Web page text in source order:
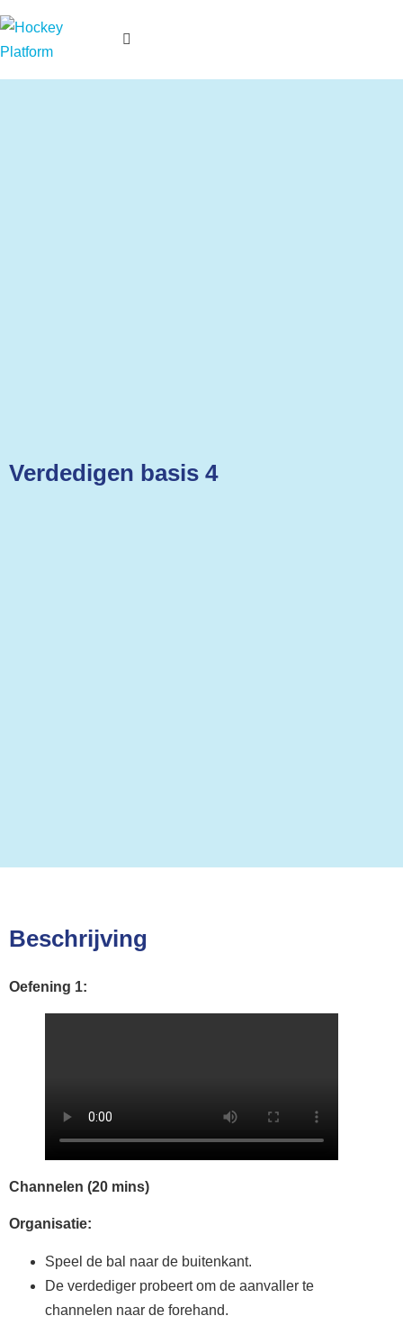
Verdedigen basis 4
Beschrijving
Oefening 1:
Channelen (20 mins)
Organisatie:
Speel de bal naar de buitenkant.
De verdediger probeert om de aanvaller te
channelen naar de forehand.